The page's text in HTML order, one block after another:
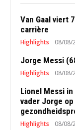
Van Gaal viert
carrière
Highlights 08/08/
Jorge Messi
Highlights 08/08/
Lionel Messi
vader Jorge
Highlights 08/08/